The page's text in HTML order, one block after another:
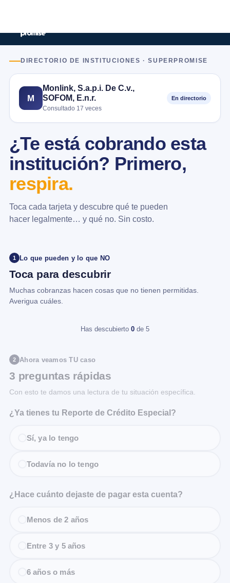
DIRECTORIO DE INSTITUCIONES · SUPERPROMISE
M
Monlink, S.a.p.i. De C.v.,
SOFOM, E.n.r.
Consultado 17 veces
En directorio
¿Te está cobrando esta
institución? Primero,
respira.
Toca cada tarjeta y descubre qué te pueden
hacer legalmente… y qué no. Sin costo.
1 Lo que pueden y lo que NO
Toca para descubrir
Muchas cobranzas hacen cosas que no tienen permitidas.
Averigua cuáles.
Has descubierto 0 de 5
2 Ahora veamos TU caso
3 preguntas rápidas
Con esto te damos una lectura de tu situación específica.
¿Ya tienes tu Reporte de Crédito Especial?
Sí, ya lo tengo
Todavía no lo tengo
¿Hace cuánto dejaste de pagar esta cuenta?
Menos de 2 años
Entre 3 y 5 años
6 años o más